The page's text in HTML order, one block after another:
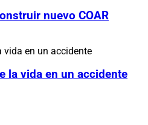
nuevo COAR
la vida en un accidente